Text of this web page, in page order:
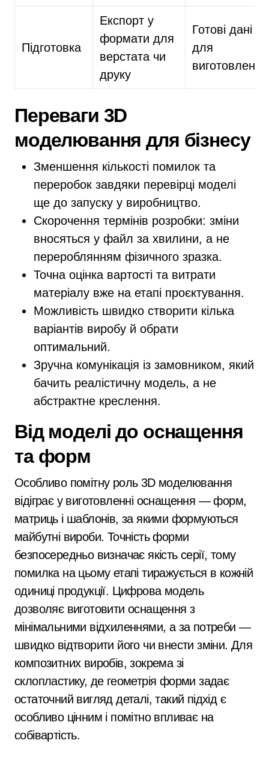
Підготовка
Експорт у
формати для
верстата чи
друку
Готові дані
для
виготовлення
Переваги 3D
моделювання для бізнесу
Зменшення кількості помилок та
переробок завдяки перевірці моделі
ще до запуску у виробництво.
Скорочення термінів розробки: зміни
вносяться у файл за хвилини, а не
перероблянням фізичного зразка.
Точна оцінка вартості та витрати
матеріалу вже на етапі проєктування.
Можливість швидко створити кілька
варіантів виробу й обрати
оптимальний.
Зручна комунікація із замовником, який
бачить реалістичну модель, а не
абстрактне креслення.
Від моделі до оснащення
та форм
Особливо помітну роль 3D моделювання
відіграє у виготовленні оснащення — форм,
матриць і шаблонів, за якими формуються
майбутні вироби. Точність форми
безпосередньо визначає якість серії, тому
помилка на цьому етапі тиражується в кожній
одиниці продукції. Цифрова модель
дозволяє виготовити оснащення з
мінімальними відхиленнями, а за потреби —
швидко відтворити його чи внести зміни. Для
композитних виробів, зокрема зі
склопластику, де геометрія форми задає
остаточний вигляд деталі, такий підхід є
особливо цінним і помітно впливає на
собівартість.